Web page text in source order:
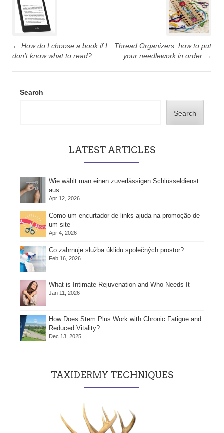
← How do I choose a book if I
don’t know what to read?
Thread Organizers: how to put
your needlework in order →
Search
Search
LATEST ARTICLES
Wie wählt man einen zuverlässigen Schlüsseldienst
aus
Apr 12, 2026
Como um encurtador de links ajuda na promoção de
um site
Apr 4, 2026
Co zahrnuje služba úklidu společných prostor?
Feb 16, 2026
What is Intimate Rejuvenation and Who Needs It
Jan 11, 2026
How Does Stem Plus Work with Chronic Fatigue and
Reduced Vitality?
Dec 13, 2025
TAXIDERMY TECHNIQUES